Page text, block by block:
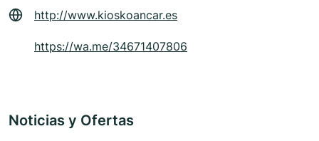
http://www.kioskoancar.es
https://wa.me/34671407806
Noticias y Ofertas